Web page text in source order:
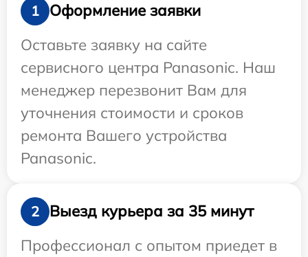
1
Оформление заявки
Оставьте заявку на сайте
сервисного центра Panasonic. Наш
менеджер перезвонит Вам для
уточнения стоимости и сроков
ремонта Вашего устройства
Panasonic.
2
Выезд курьера за 35 минут
Профессионал с опытом приедет в